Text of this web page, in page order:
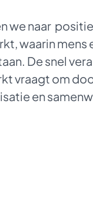
we naar
waarin mens
De snel
vraagt om
en